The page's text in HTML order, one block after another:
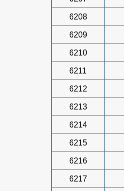
6208
6209
6210
6211
6212
6213
6214
6215
6216
6217